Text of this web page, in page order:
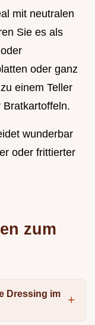
mit neutralen
Sie es als
oder ganz
einem Teller
wunderbar
oder frittierter
zum
Dressing im